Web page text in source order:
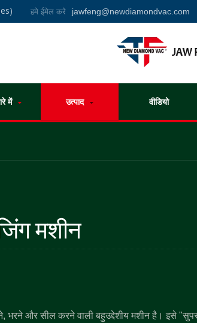
हमे ईमेल करे jawfeng@newdiamondvac.com
में उत्पाद वीडियो
मशीन
भरने और सील करने वाली बहुउद्देशीय मशीन है। इसे